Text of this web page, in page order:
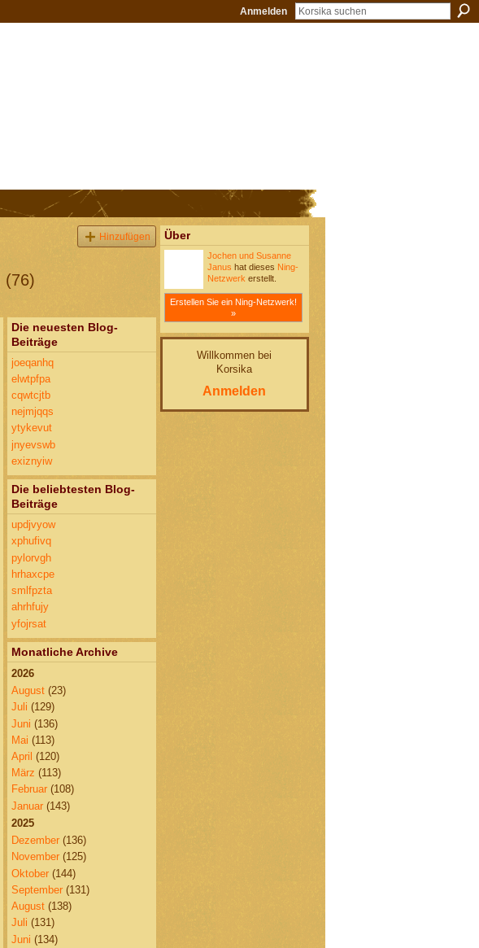
Anmelden
Hinzufügen
(76)
Die neuesten Blog-
Beiträge
joeqanhq
elwtpfpa
cqwtcjtb
nejmjqqs
ytykevut
jnyevswb
exiznyiw
Die beliebtesten Blog-
Beiträge
updjvyow
xphufivq
pylorvgh
hrhaxcpe
smlfpzta
ahrhfujy
yfojrsat
Monatliche Archive
2026
August(23)
Juli (129)
Juni (136)
Mai (113)
April (120)
März (113)
Februar(108)
Januar(143)
2025
Dezember(136)
November(125)
Oktober(144)
September(131)
August(138)
Juli (131)
Juni (134)
Über
Jochen und Susanne
Janus hat dieses Ning-
Netzwerk erstellt.
Erstellen Sie ein Ning-Netzwerk!
»
Willkommen bei
Korsika
Anmelden